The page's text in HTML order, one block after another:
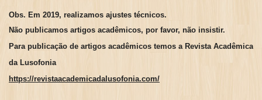
Obs. Em 2019, realizamos ajustes técnicos.
Não publicamos artigos acadêmicos, por favor, não insistir.
Para publicação de artigos acadêmicos temos a Revista Acadêmica
da Lusofonia
https://revistaacademicadalusofonia.com/